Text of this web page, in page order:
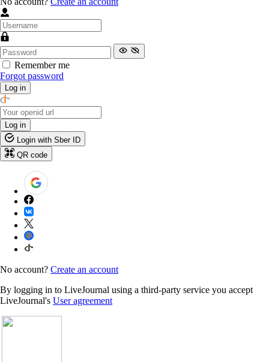
Remember me
Forgot password
Log in
Log in
Login with Sber ID
QR code
No account? Create an account
By logging in to LiveJournal using a third-party service you accept
LiveJournal's User agreement